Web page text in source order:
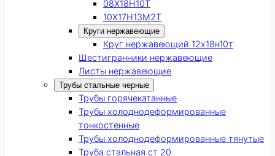
08Х18Н10Т
10Х17Н13М2Т
Круги нержавеющие
Круг нержавеющий 12х18н10т
Шестигранники нержавеющие
Листы нержавеющие
Трубы стальные черные
Трубы горячекатанные
Трубы холоднодеформированные
тонкостенные
Трубы холоднодеформированные тянутые
Труба стальная ст 20